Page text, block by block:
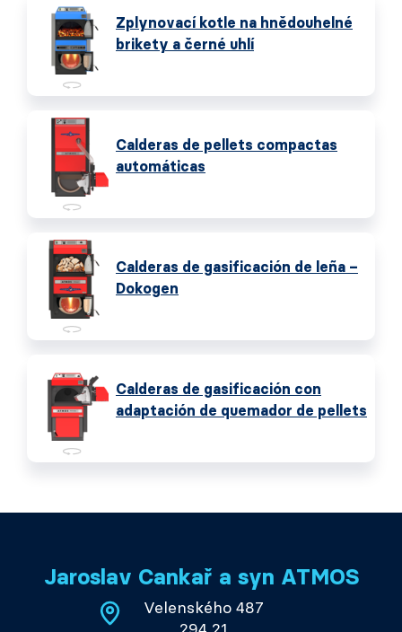
Zplynovací kotle na hnědouhelné
brikety a černé uhlí
Calderas de pellets compactas
automáticas
Calderas de gasificación de leña –
Dokogen
Calderas de gasificación con
adaptación de quemador de pellets
Jaroslav Cankař a syn ATMOS
Velenského 487